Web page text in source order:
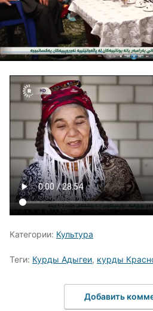
Категории: Культура
Теги: Курды Адыгеи, курды
Добавить